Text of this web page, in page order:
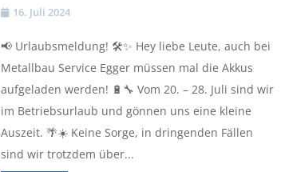
16. Juli 2024
📢 Urlaubsmeldung! 🛠️✨ Hey liebe Leute, auch bei
Metallbau Service Egger müssen mal die Akkus
aufgeladen werden! 🔋🔧 Vom 20. – 28. Juli sind wir
im Betriebsurlaub und gönnen uns eine kleine
Auszeit. 🌴☀️ Keine Sorge, in dringenden Fällen
sind wir trotzdem über...